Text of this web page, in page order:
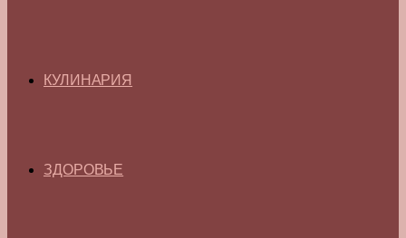
КУЛИНАРИЯ
ЗДОРОВЬЕ